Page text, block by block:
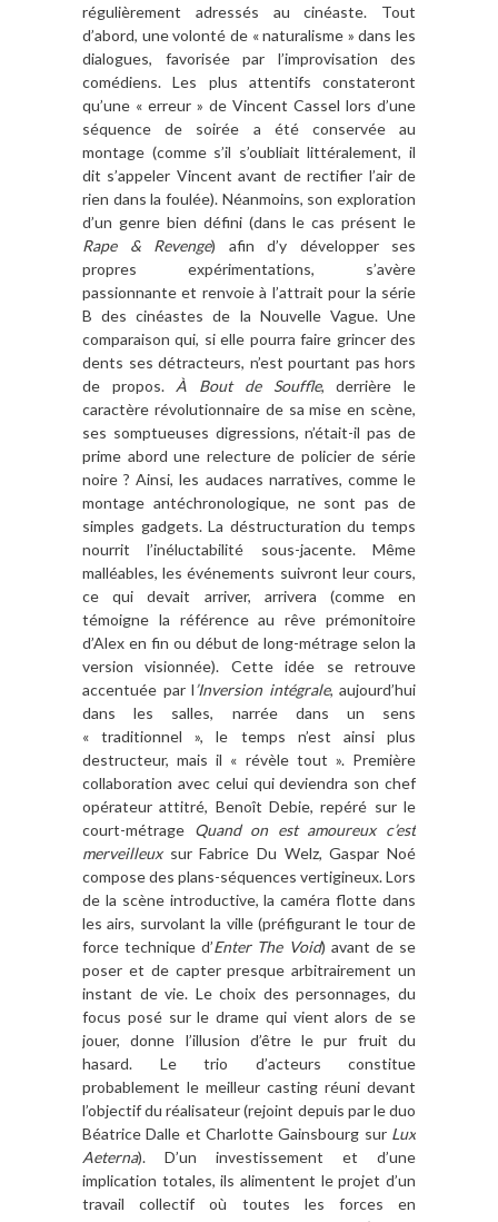
régulièrement adressés au cinéaste. Tout
d’abord, une volonté de « naturalisme » dans les
dialogues, favorisée par l’improvisation des
comédiens. Les plus attentifs constateront
qu’une « erreur » de Vincent Cassel lors d’une
séquence de soirée a été conservée au
montage (comme s’il s’oubliait littéralement, il
dit s’appeler Vincent avant de rectifier l’air de
rien dans la foulée). Néanmoins, son exploration
d’un genre bien défini (dans le cas présent le
Rape & Revenge) afin d’y développer ses
propres expérimentations, s’avère
passionnante et renvoie à l’attrait pour la série
B des cinéastes de la Nouvelle Vague. Une
comparaison qui, si elle pourra faire grincer des
dents ses détracteurs, n’est pourtant pas hors
de propos. À Bout de Souffle, derrière le
caractère révolutionnaire de sa mise en scène,
ses somptueuses digressions, n’était-il pas de
prime abord une relecture de policier de série
noire ? Ainsi, les audaces narratives, comme le
montage antéchronologique, ne sont pas de
simples gadgets. La déstructuration du temps
nourrit l’inéluctabilité sous-jacente. Même
malléables, les événements suivront leur cours,
ce qui devait arriver, arrivera (comme en
témoigne la référence au rêve prémonitoire
d’Alex en fin ou début de long-métrage selon la
version visionnée). Cette idée se retrouve
accentuée par l’Inversion intégrale, aujourd’hui
dans les salles, narrée dans un sens
« traditionnel », le temps n’est ainsi plus
destructeur, mais il « révèle tout ». Première
collaboration avec celui qui deviendra son chef
opérateur attitré, Benoît Debie, repéré sur le
court-métrage Quand on est amoureux c’est
merveilleuxsur Fabrice Du Welz, Gaspar Noé
compose des plans-séquences vertigineux. Lors
de la scène introductive, la caméra flotte dans
les airs, survolant la ville (préfigurant le tour de
force technique d’Enter The Void) avant de se
poser et de capter presque arbitrairement un
instant de vie. Le choix des personnages, du
focus posé sur le drame qui vient alors de se
jouer, donne l’illusion d’être le pur fruit du
hasard. Le trio d’acteurs constitue
probablement le meilleur casting réuni devant
l’objectif du réalisateur (rejoint depuis par le duo
Béatrice Dalle et Charlotte Gainsbourg sur Lux
Aeterna). D’un investissement et d’une
implication totales, ils alimentent le projet d’un
travail collectif où toutes les forces en